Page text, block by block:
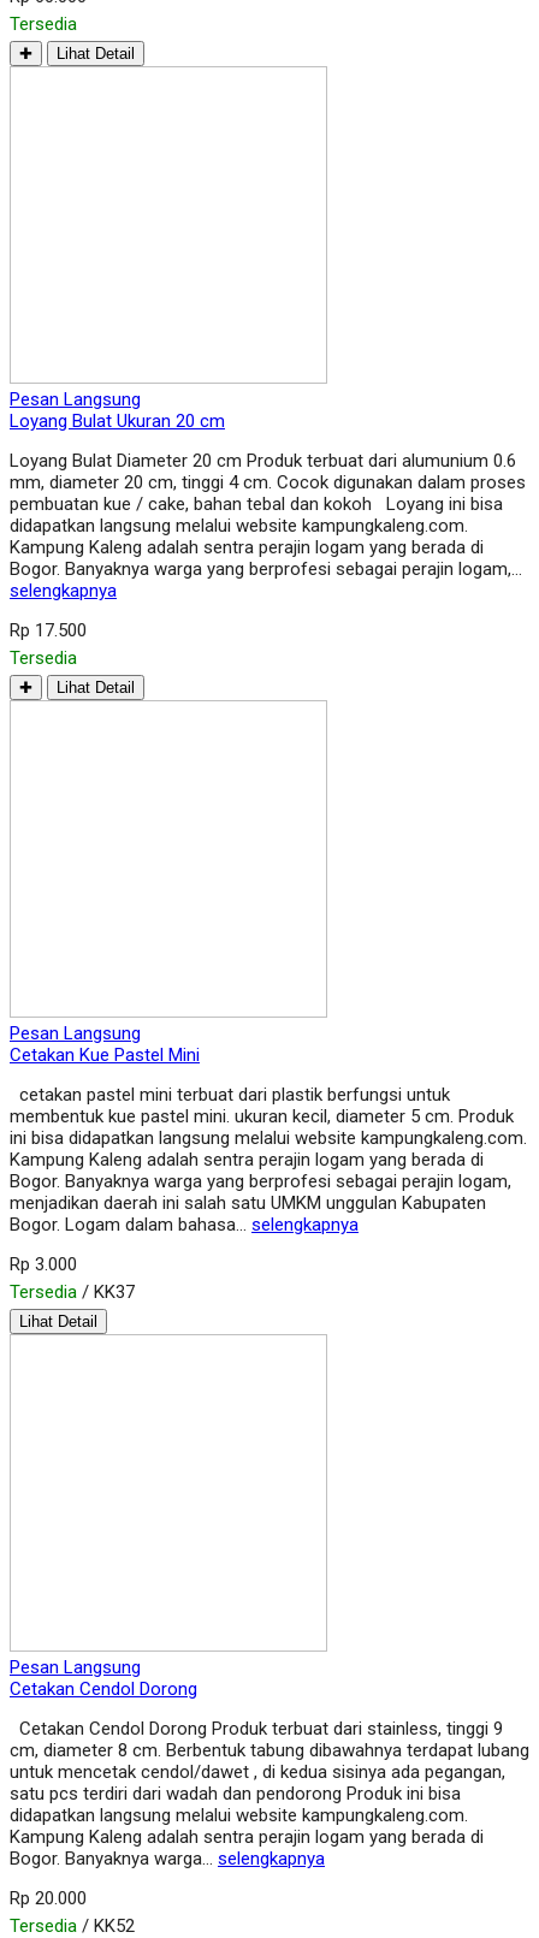
Tersedia
✚ Lihat Detail
Pesan Langsung
Loyang Bulat Ukuran 20 cm
Loyang Bulat Diameter 20 cm Produk terbuat dari alumunium 0.6
mm, diameter 20 cm, tinggi 4 cm. Cocok digunakan dalam proses
pembuatan kue / cake, bahan tebal dan kokoh Loyang ini bisa
didapatkan langsung melalui website kampungkaleng.com.
Kampung Kaleng adalah sentra perajin logam yang berada di
Bogor. Banyaknya warga yang berprofesi sebagai perajin logam,…
selengkapnya
Rp 17.500
Tersedia
✚ Lihat Detail
Pesan Langsung
Cetakan Kue Pastel Mini
cetakan pastel mini terbuat dari plastik berfungsi untuk
membentuk kue pastel mini. ukuran kecil, diameter 5 cm. Produk
ini bisa didapatkan langsung melalui website kampungkaleng.com.
Kampung Kaleng adalah sentra perajin logam yang berada di
Bogor. Banyaknya warga yang berprofesi sebagai perajin logam,
menjadikan daerah ini salah satu UMKM unggulan Kabupaten
Bogor. Logam dalam bahasa… selengkapnya
Rp 3.000
Tersedia / KK37
Lihat Detail
Pesan Langsung
Cetakan Cendol Dorong
Cetakan Cendol Dorong Produk terbuat dari stainless, tinggi 9
cm, diameter 8 cm. Berbentuk tabung dibawahnya terdapat lubang
untuk mencetak cendol/dawet , di kedua sisinya ada pegangan,
satu pcs terdiri dari wadah dan pendorong Produk ini bisa
didapatkan langsung melalui website kampungkaleng.com.
Kampung Kaleng adalah sentra perajin logam yang berada di
Bogor. Banyaknya warga… selengkapnya
Rp 20.000
Tersedia / KK52